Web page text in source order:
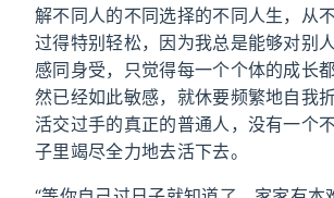
解不同人的不同选择的不同人生，从
过得特别轻松，因为我总是能够对别
感同身受，只觉得每一个个体的成长
然已经如此敏感，就休要频繁地自我
活交过手的真正的普通人，没有一个
子里竭尽全力地去活下去。